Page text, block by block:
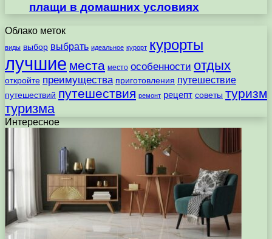
плащи в домашних условиях
Облако меток
виды выбор выбрать идеальное курорт курорты
лучшие места место особенности отдых
откройте преимущества приготовления путешествие
путешествий путешествия ремонт рецепт советы туризм
туризма
Интересное